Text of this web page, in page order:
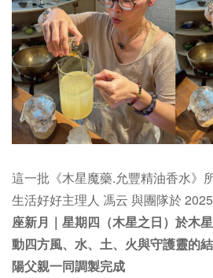
這一批《木星魔藥.允豐精油香水》
生活好好主理人 馮云 與團隊於
座新月｜星期四（木星之日）於木
動四方風、水、土、火與守護靈的
陽父親一同調製完成